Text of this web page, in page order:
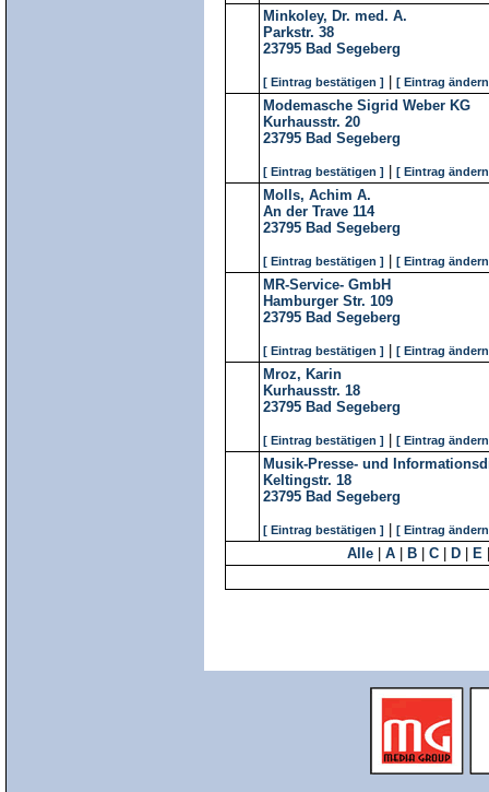
Minkoley, Dr. med. A.
Parkstr. 38
23795 Bad Segeberg
[ Eintrag bestätigen ] [ Eintrag
Modemasche Sigrid Weber KG
Kurhausstr. 20
23795 Bad Segeberg
[ Eintrag bestätigen ] [ Eintrag
Molls, Achim A.
An der Trave 114
23795 Bad Segeberg
[ Eintrag bestätigen ] [ Eintrag
MR-Service- GmbH
Hamburger Str. 109
23795 Bad Segeberg
[ Eintrag bestätigen ] [ Eintrag
Mroz, Karin
Kurhausstr. 18
23795 Bad Segeberg
[ Eintrag bestätigen ] [ Eintrag
Musik-Presse- und
Keltingstr. 18
23795 Bad Segeberg
[ Eintrag bestätigen ] [ Eintrag
Alle A B C D E